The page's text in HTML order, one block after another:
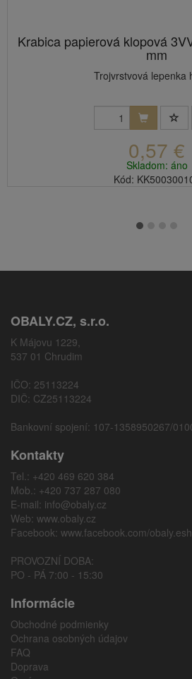
Krabica papierová klopová
mm
Trojvrstvová lepenka
0,57 €
Skladom: áno
Kód:
OBALY.CZ, s.r.o.
K Májovu 1229,
537 01 Chrudim
IČO: 25113224
DIČ: CZ25113224
Bankovní spojení: 107-1358950267/
Kontakty
Tel.: +420 469 620 384
Mob.: +420 737 287 080
E-mail: info@obaly.cz
Web: www.obaly.cz
Facebook: www.facebook.com/
PROVOZNÍ DOBA:
PO - PÁ 7:00 - 15:30
Informácie
Obchodné podmienky
Ochrana osobných údajov
FAQ
Doprava